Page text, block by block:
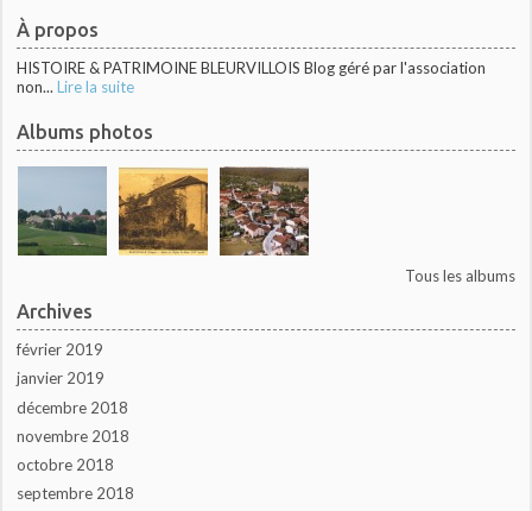
À propos
HISTOIRE & PATRIMOINE BLEURVILLOIS Blog géré par l'association
non... Lire la suite
Albums photos
Tous les albums
Archives
février 2019
janvier 2019
décembre 2018
novembre 2018
octobre 2018
septembre 2018